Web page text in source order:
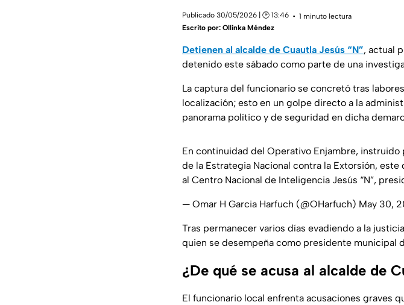
Publicado 30/05/2026 | 🕑 13:46
1 minuto lectura
Escrito por: Ollinka Méndez
Detienen al alcalde de Cuautla Jesús “N”, actual
detenido este sábado como parte de una
La captura del funcionario se concretó tras
localización; esto en un golpe directo a la
panorama político y de seguridad en dicha
En continuidad del Operativo Enjambre, instruido
de la Estrategia Nacional contra la Extorsión,
al Centro Nacional de Inteligencia Jesús “N”,
— Omar H Garcia Harfuch (@OHarfuch) May 30,
Tras permanecer varios días evadiendo a la
quien se desempeña como presidente municipal
¿De qué se acusa al alcalde de
El funcionario local enfrenta acusaciones graves